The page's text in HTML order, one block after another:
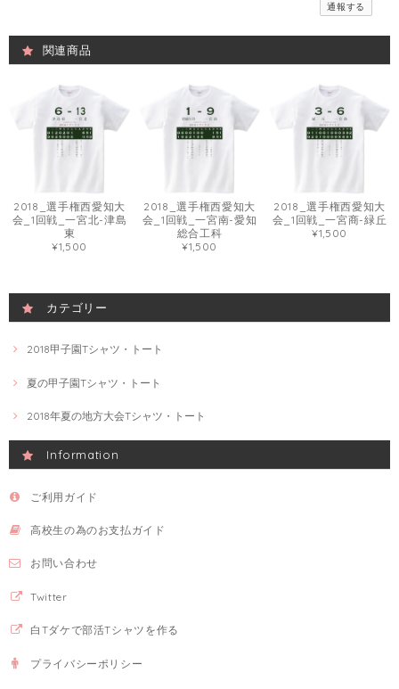
通報する
関連商品
2018_選手権西愛知大
会_1回戦_一宮北-津島
東
¥1,500
2018_選手権西愛知大
会_1回戦_一宮南-愛知
総合工科
¥1,500
2018_選手権西愛知大
会_1回戦_一宮商-緑丘
¥1,500
カテゴリー
2018甲子園Tシャツ・トート
夏の甲子園Tシャツ・トート
2018年夏の地方大会Tシャツ・トート
Information
ご利用ガイド
高校生の為のお支払ガイド
お問い合わせ
Twitter
白Tダケで部活Tシャツを作る
プライバシーポリシー